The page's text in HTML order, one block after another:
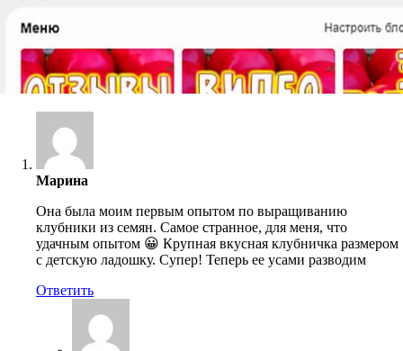
Марина
Она была моим первым опытом по выращиванию
клубники из семян. Самое странное, для меня, что
удачным опытом 😀 Крупная вкусная клубничка размером
с детскую ладошку. Супер! Теперь ее усами разводим
Ответить